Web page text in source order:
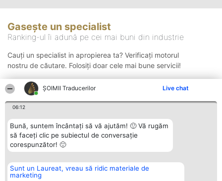
ȘOIMII Traducerilor Live chat
06:12
Bună, suntem încântați să vă ajutăm! 🙂 Vă rugăm
să faceți clic pe subiectul de conversație
corespunzător! 🙂
Sunt un Laureat, vreau să ridic materiale de
marketing
Gasește un specialist
Ranking-ul îi adună pe cei mai buni din industrie
Cauți un specialist in apropierea ta? Verificați motorul
nostru de căutare. Folosiți doar cele mai bune servicii!
Organizator Ranking
BRIGHT SOLUTIONS BR SRL
Plebiscyt Contact